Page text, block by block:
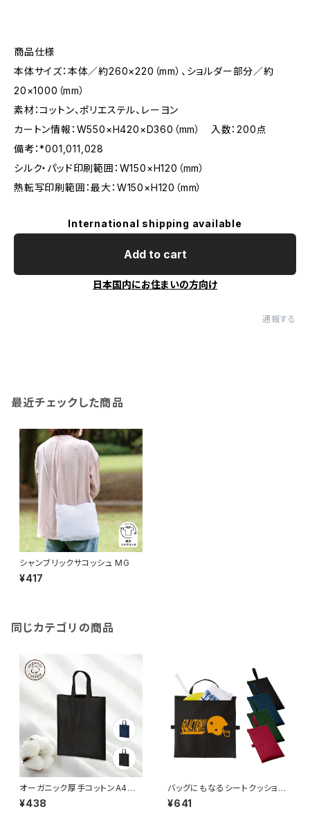
商品仕様
本体サイズ：本体／約260×220（mm）、ショルダー部分／約
20×1000（mm）
素材：コットン、ポリエステル、レーヨン
カートン情報：W550×H420×D360（mm） 入数：200点
備考：*001,011,028
シルク・パッド印刷範囲：W150×H120（mm）
熱転写印刷範囲：最大：W150×H120（mm）
International shipping available
Add to cart
日本国内にお住まいの方向け
通報する
最近チェックした商品
シャンブリックサコッシュ MG
¥417
同じカテゴリの商品
オーガニック厚手コットンA4フラ
ットバッグ MG
¥438
バッグにもなるシートクッショ
ン MG
¥641